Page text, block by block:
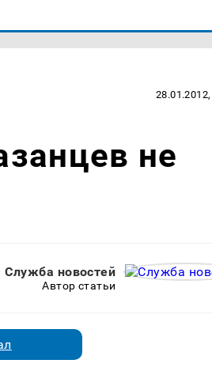
не
Служба новостей
Автор статьи